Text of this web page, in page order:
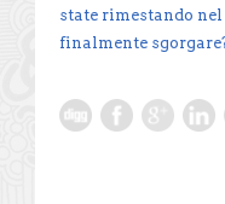
state rimestando
finalmente